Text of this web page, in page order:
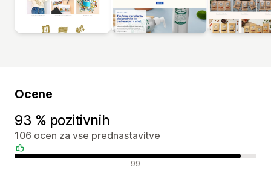
Ocene
93 % pozitivnih
106 ocen za vse prednastavitve
Pozitivne ocene 99